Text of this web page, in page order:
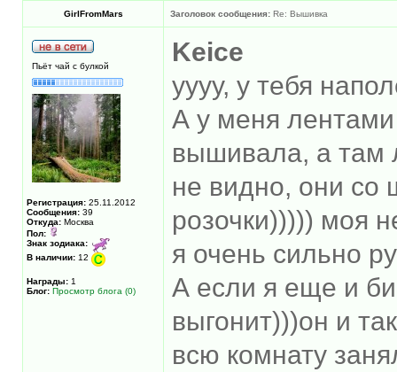
GirlFromMars Заголовок сообщения: Re: Вышивка
Пьёт чай с булкой
Регистрация: 25.11.2012
Сообщения: 39
Откуда: Москва
Пол:
Знак зодиака:
В наличии: 12
Награды: 1
Блог: Просмотр блога (0)
Keice
уууу, у тебя
А у меня
вышивала, а там
не видно, они со
розочки))))) моя
я очень сильно
А если я еще и
выгонит)))он и
всю комнату